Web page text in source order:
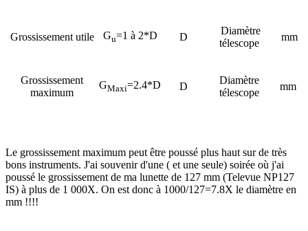
Grossissement utile Gu=1 à 2*D D
Diamètre
télescope
mm
Grossissement
maximum
GMaxi=2.4*D D
Diamètre
télescope
mm
Le grossissement maximum peut être poussé plus haut sur de très
bons instruments. J'ai souvenir d'une ( et une seule) soirée où j'ai
poussé le grossissement de ma lunette de 127 mm (Televue NP127
IS) à plus de 1 000X. On est donc à 1000/127=7.8X le diamètre en
mm !!!!